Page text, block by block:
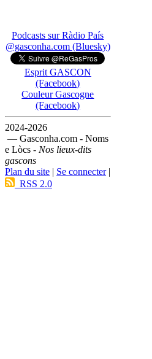
Podcasts sur Ràdio País
@gasconha.com (Bluesky)
Esprit GASCON
(Facebook)
Couleur Gascogne
(Facebook)
2024-2026
— Gasconha.com - Noms
e Lòcs - Nos lieux-dits
gascons
Plan du site | Se connecter|
RSS 2.0